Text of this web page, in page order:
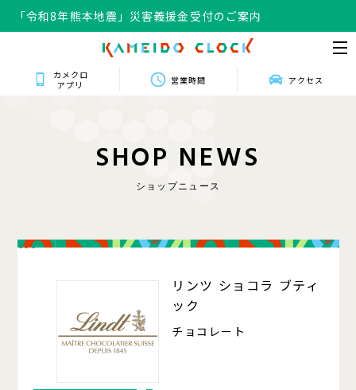
「令和8年熊本地震」災害義援金受付のご案内
カメクロ
アプリ
営業時間 アクセス
SHOP NEWS
ショップニュース
114
リンツ ショコラ ブティ
ック
チョコレート